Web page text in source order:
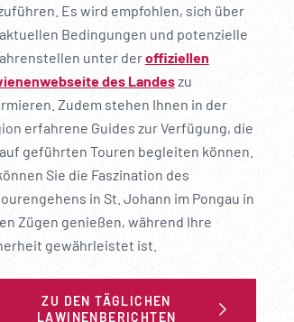
Es wird empfohlen, sich über
Bedingungen und potenzielle
unter deroffiziellen
des Landeszu
Zudem stehen Ihnen in der
erfahrene Guides zur Verfügung, die
geführten Touren begleiten können.
Sie die Faszination des
in St. Johann im Pongau in
Zügen genießen, während Ihre
gewährleistet ist.
ZU DEN TÄGLICHEN
LAWINENBERICHTEN